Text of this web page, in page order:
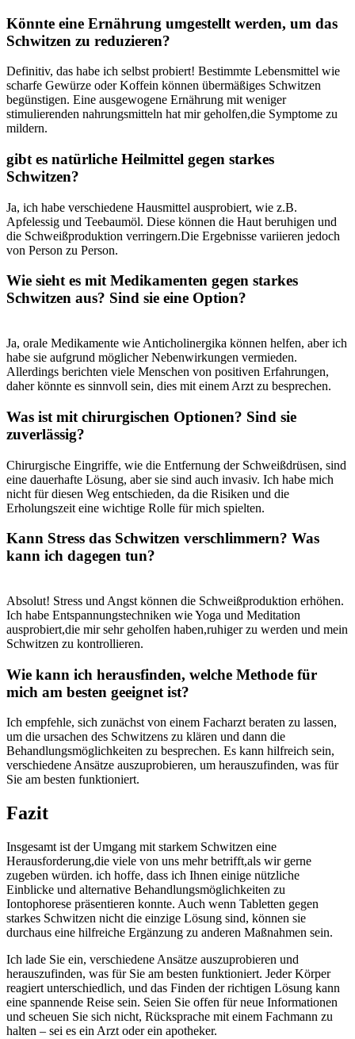
Könnte eine​ Ernährung umgestellt werden, um das
⁢Schwitzen zu ​reduzieren?
Definitiv, das habe ich selbst probiert! Bestimmte Lebensmittel wie
scharfe Gewürze oder Koffein können ⁣übermäßiges ‌Schwitzen
begünstigen. Eine ausgewogene Ernährung mit⁢ weniger
stimulierenden nahrungsmitteln hat ⁢mir geholfen,die‍ Symptome zu
mildern.
gibt es natürliche ‌Heilmittel⁣ gegen ⁣starkes
Schwitzen?
Ja, ich habe ⁣verschiedene Hausmittel⁤ ausprobiert,⁢ wie‍ z.B.
Apfelessig und ​Teebaumöl. Diese ​können die Haut beruhigen und
die Schweißproduktion verringern.Die⁤ Ergebnisse variieren jedoch
von Person zu Person.
Wie sieht es mit Medikamenten‍ gegen⁣ starkes
Schwitzen aus? Sind sie eine Option?
Ja, orale‍ Medikamente wie Anticholinergika können helfen, aber ⁣ich
⁤habe sie aufgrund⁣ möglicher Nebenwirkungen vermieden.
‍Allerdings ​berichten viele Menschen‌ von ⁢positiven⁤ Erfahrungen,
daher könnte ‌es⁣ sinnvoll sein, dies mit einem Arzt zu besprechen.
Was ist ⁢mit chirurgischen Optionen? Sind sie
zuverlässig?
Chirurgische Eingriffe, wie die Entfernung der Schweißdrüsen, ⁢sind
eine dauerhafte Lösung, aber sie ⁤sind auch invasiv. Ich habe ​mich
‌nicht für diesen ⁤Weg entschieden, da die Risiken und die​
Erholungszeit eine wichtige ​Rolle für‌ mich spielten.
Kann Stress das Schwitzen verschlimmern?‍ Was
kann‍ ich dagegen tun?
Absolut! Stress und Angst können die Schweißproduktion erhöhen.
Ich habe Entspannungstechniken wie Yoga und⁤ Meditation
ausprobiert,die mir sehr geholfen haben,ruhiger zu‍ werden und mein
Schwitzen zu ‌kontrollieren.
Wie kann ich herausfinden, welche Methode ‍für
⁢mich am besten geeignet⁣ ist?
Ich empfehle,​ sich zunächst von einem Facharzt ⁣beraten zu‌ lassen,
‌um die ‌ursachen ⁢des Schwitzens zu klären und dann die
Behandlungsmöglichkeiten‍ zu besprechen. Es kann hilfreich sein,
verschiedene Ansätze auszuprobieren, um⁣ herauszufinden, was für‌
Sie am besten funktioniert. ⁤
Fazit
Insgesamt ist der ‌Umgang ⁢mit starkem Schwitzen eine
⁤Herausforderung,die viele von⁣ uns⁣ mehr betrifft,als⁢ wir ‌gerne​
zugeben würden. ich hoffe, dass⁣ ich⁤ Ihnen einige nützliche
Einblicke und‌ alternative Behandlungsmöglichkeiten zu
Iontophorese präsentieren konnte. Auch wenn Tabletten gegen
starkes Schwitzen nicht die einzige Lösung sind, können ⁣sie
durchaus eine hilfreiche Ergänzung zu anderen Maßnahmen sein.
Ich lade Sie ⁤ein, verschiedene Ansätze auszuprobieren‍ und
herauszufinden, was ⁣für Sie am besten funktioniert. Jeder Körper
reagiert unterschiedlich, ‍und das Finden der richtigen Lösung kann ​
eine spannende ⁣Reise sein. Seien Sie offen für neue Informationen
und scheuen Sie sich nicht,​ Rücksprache mit einem Fachmann zu
halten – sei es ein Arzt oder ein⁢ apotheker.